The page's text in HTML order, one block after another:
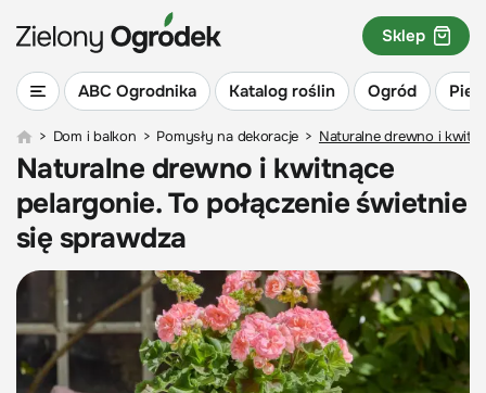
ABC Ogrodnika Katalog roślin Ogród
Sklep
> Dom i balkon > Pomysły na dekoracje > Naturalne drewno i
Naturalne drewno i kwitnące
pelargonie. To połączenie świetnie
się sprawdza